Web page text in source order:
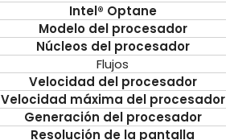
Intel® Optane
Modelo del procesador
Núcleos del procesador
Flujos
Velocidad del procesador
Velocidad máxima del procesador
Generación del procesador
Resolución de la pantalla